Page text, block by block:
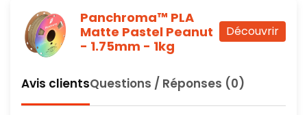
Découvrir
Panchroma™ PLA
Matte Pastel Peanut
- 1.75mm - 1kg
Avis clientsQuestions / Réponses (0)